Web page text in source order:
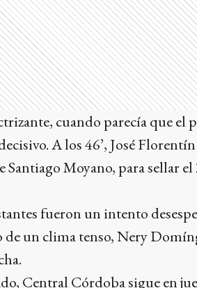
cuando parecía que
A los 46’, José
Santiago Moyano, para sellar
fueron un intento
de un clima tenso, Nery
Central Córdoba sigue en